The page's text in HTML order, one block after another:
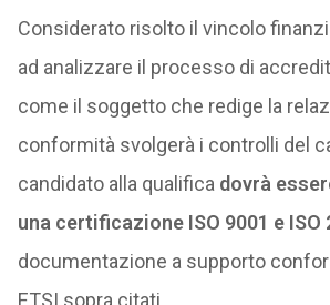
Considerato risolto il vincolo
ad analizzare il processo di
come il soggetto che redige la
conformità svolgerà i controlli del
candidato alla qualifica dovrà
una certificazione ISO 9001 e ISO
documentazione a supporto
ETSI sopra citati.